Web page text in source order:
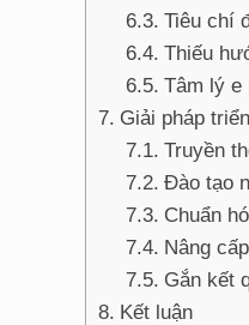
Tiêu chí
Thiếu
Tâm lý e
Giải pháp
Truyền
Đào tạo
Chuẩn
Nâng
Gắn kết
Kết luận